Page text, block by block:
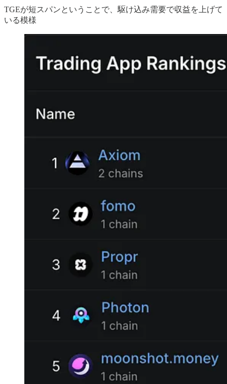
TGEが短スパンということで、駆け込み需要で収益を上げて
いる模様